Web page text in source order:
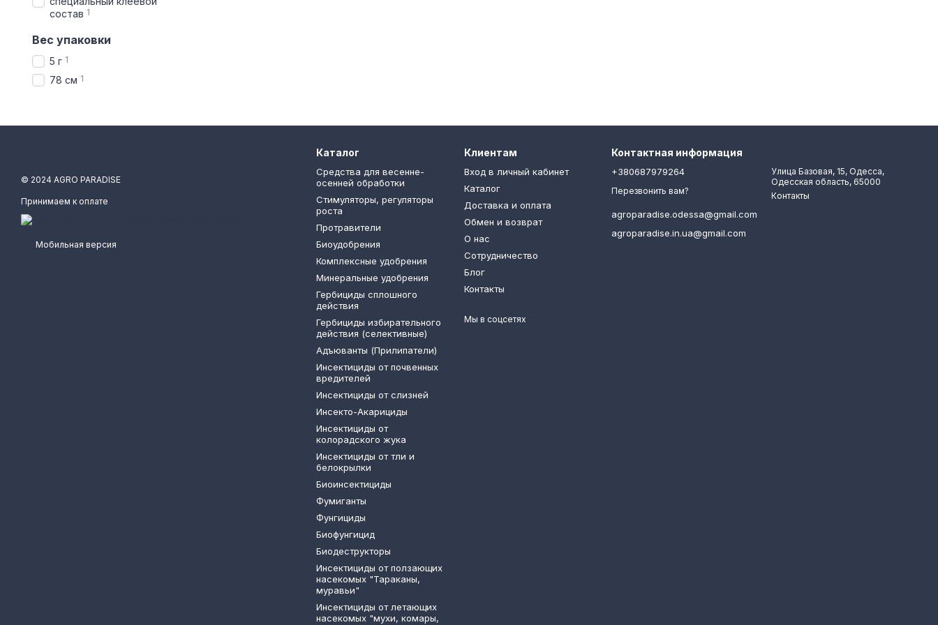
состав 1
Вес упаковки
5 г 1
78 см 1
© 2024 AGRO PARADISE
Принимаем к оплате
Мобильная версия
Каталог
Средства для весенне-
осенней обработки
Стимуляторы, регуляторы
роста
Протравители
Биоудобрения
Комплексные удобрения
Минеральные удобрения
Гербициды сплошного
действия
Гербициды избирательного
действия (селективные)
Адъюванты (Прилипатели)
Инсектициды от почвенных
вредителей
Инсектициды от слизней
Инсекто-Акарициды
Инсектициды от
колорадского жука
Инсектициды от тли и
белокрылки
Биоинсектициды
Фумиганты
Фунгициды
Биофунгицид
Биодеструкторы
Инсектициды от ползающих
насекомых "Тараканы,
муравьи"
Инсектициды от летающих
насекомых "мухи, комары,
Клиентам
Вход в личный кабинет
Каталог
Доставка и оплата
Обмен и возврат
О нас
Сотрудничество
Блог
Контакты
Мы в соцсетях
Контактная информация
+380687979264
Перезвонить вам?
agroparadise.odessa@gmail.com
agroparadise.in.ua@gmail.com
Улица Базовая, 15, Одесса,
Одесская область, 65000
Контакты